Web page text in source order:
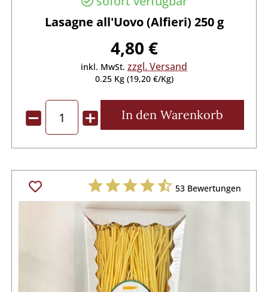
Lasagne all'Uovo (Alfieri) 250 g
4,80 €
inkl. MwSt. zzgl. Versand
0.25 Kg (19,20 €/Kg)
In den Warenkorb
53Bewertungen